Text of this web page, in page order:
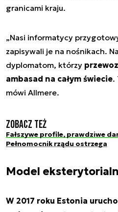
granicami kraju.
„Nasi informatycy
zapisywali je na nośnikach.
dyplomatom, którzy
ambasad na całym świecie.
mówi Allmere.
Zobacz też
Fałszywe profile, prawdziwe
Pełnomocnik rządu ostrzega
Model
W 2017 roku Estonia